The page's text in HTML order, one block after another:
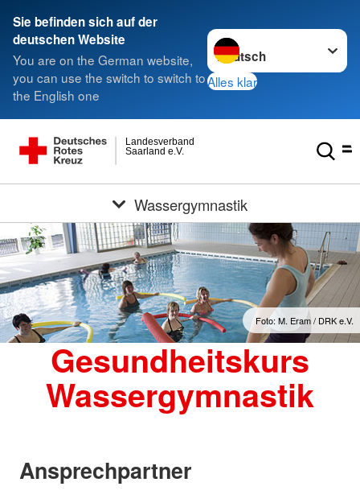
Sie befinden sich auf der
deutschen Website
You are on the German website,
you can use the switch to switch to
the English one
Sprache wechseln zu
Alles klar
Saarland e.V.
Landesverband
Wassergymnastik
Foto: M. Eram / DRK e.V.
Gesundheitskurs
Wassergymnastik
Ansprechpartner